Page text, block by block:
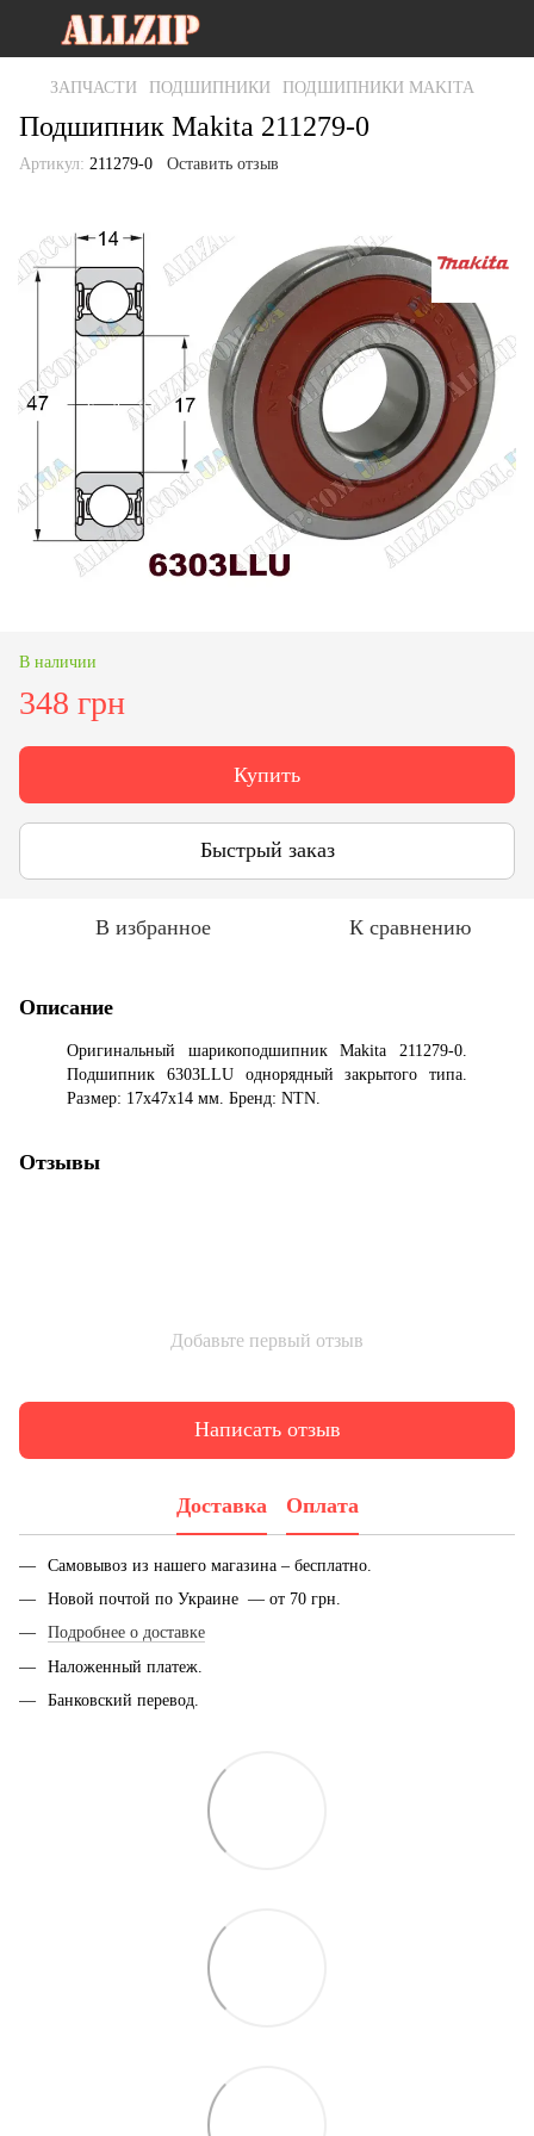
ЗАПЧАСТИ ПОДШИПНИКИ ПОДШИПНИКИ MAKITA
Подшипник Makita 211279-0
Артикул: 211279-0 Оставить отзыв
В наличии
348 грн
Купить
Быстрый заказ
В избранное К сравнению
Описание
Оригинальный шарикоподшипник Makita 211279-0.
Подшипник 6303LLU однорядный закрытого типа.
Размер: 17x47x14 мм. Бренд: NTN.
Отзывы
Добавьте первый отзыв
Написать отзыв
Доставка Оплата
Самовывоз из нашего магазина – бесплатно.
Новой почтой по Украине — от 70 грн.
Подробнее о доставке
Наложенный платеж.
Банковский перевод.